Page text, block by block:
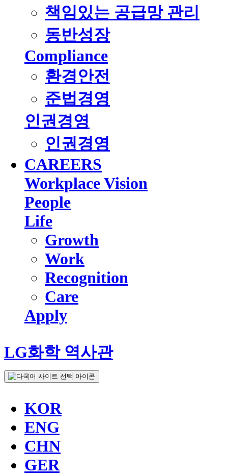
책임있는 공급망 관리
동반성장
Compliance
환경안전
준법경영
인권경영
인권경영
CAREERS
Workplace Vision
People
Life
Growth
Work
Recognition
Care
Apply
LG화학 역사관
KOR
ENG
CHN
GER